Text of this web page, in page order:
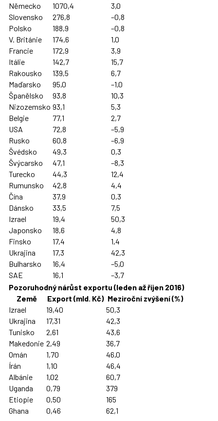
Německo
1070,4
3,0
Slovensko
276,8
–0,8
Polsko
188,9
–0,8
V. Británie
174,6
1,0
Francie
172,9
3,9
Itálie
142,7
15,7
Rakousko
139,5
6,7
Maďarsko
95,0
–1,0
Španělsko
93,8
10,3
Nizozemsko 93,1
5,3
Belgie
77,1
2,7
USA
72,8
–5,9
Rusko
60,8
–6,9
Švédsko
49,3
0,3
Švýcarsko
47,1
–8,3
Turecko
44,3
12,4
Rumunsko
42,8
4,4
Čína
37,9
0,3
Dánsko
33,5
7,5
Izrael
19,4
50,3
Japonsko
18,6
4,8
Finsko
17,4
1,4
Ukrajina
17,3
42,3
Bulharsko
16,4
–5,0
SAE
16,1
–3,7
Pozoruhodný nárůst exportu (leden až říjen 2016)
Země
Export (mld. Kč) Meziroční zvýšení (%)
Izrael
19,40
50,3
Ukrajina
17,31
42,3
Tunisko
2,61
43,6
Makedonie 2,49
36,7
Omán
1,70
46,0
Írán
1,10
46,4
Albánie
1,02
60,7
Uganda
0,79
379
Etiopie
0,50
165
Ghana
0,46
62,1